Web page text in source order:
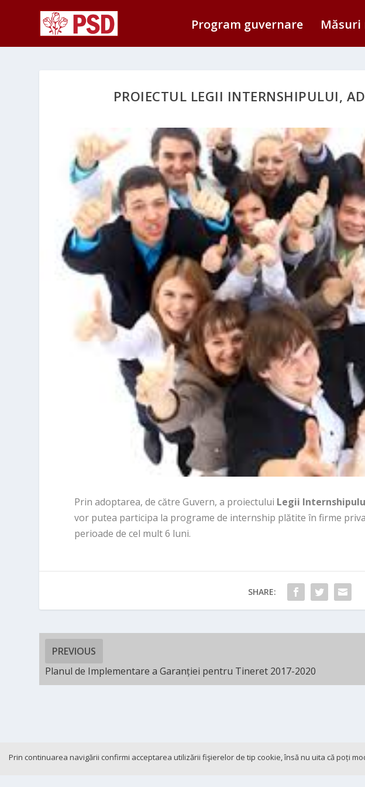
Program guvernare Măsuri
PROIECTUL LEGII INTERNSHIPULUI,
Prin adoptarea, de către Guvern, a proiectului Legii
vor putea participa la programe de internship plătite în firme
perioade de cel mult 6 luni.
SHARE:
PREVIOUS
Planul de Implementare a Garanției pentru Tineret 2017-2020
Prin continuarea navigării confirmi acceptarea utilizării fişierelor de tip cookie, însă nu uita că poți